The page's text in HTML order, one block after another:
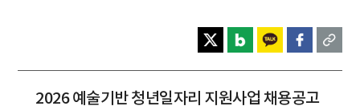
2026 예술기반 청년일자리 지원사업 채용공고